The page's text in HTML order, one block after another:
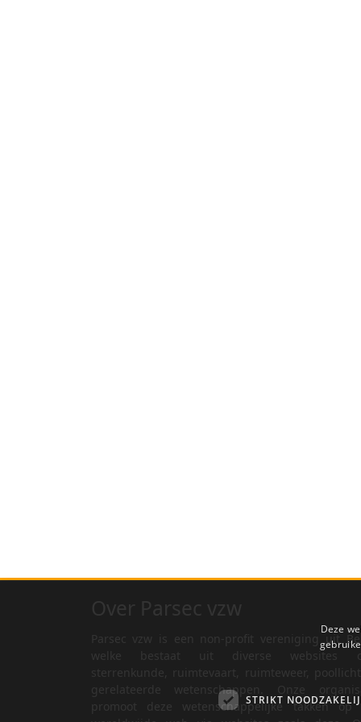
Parsec vzw is een non-profit vereniging uit
welke bestaat uit diverse websites
gerelateerde wetenschappen. Onze
promoot deze wetenschappelijke takken op
Deze
STRIKT